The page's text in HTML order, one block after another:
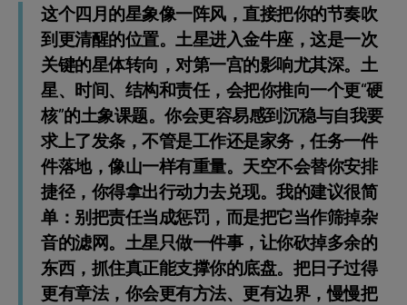
这个四月的星象像一阵风，直接把你的节奏吹
到更清醒的位置。土星进入金牛座，这是一次
关键的星体转向，对第一宫的影响尤其深。土
星、时间、结构和责任，会把你推向一个更“硬
核”的土象课题。你会更容易感到沉稳与自我要
求上了发条，不管是工作还是家务，任务一件
件落地，像山一样有重量。天空不会替你安排
捷径，你得拿出行动力去兑现。我的建议很简
单：别把责任当成惩罚，而是把它当作筛掉杂
音的滤网。土星只做一件事，让你砍掉多余的
东西，抓住真正能支撑你的底盘。把日子过得
更有章法，你会更有方法、更有边界，慢慢把